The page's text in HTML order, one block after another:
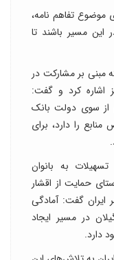
تفاهم نامه،
این مسیر باشند تا
مبنی بر مشارکت در
اشاره کرد و گفت:
از سوی دولت بانک
را دارد، برای
به بانوان
حمایت از اقشار
گفت: آمادگی
در مسیر ایجاد
دارد.